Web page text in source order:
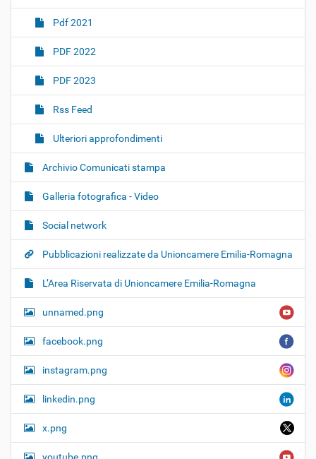
Pdf 2021
PDF 2022
PDF 2023
Rss Feed
Ulteriori approfondimenti
Archivio Comunicati stampa
Galleria fotografica - Video
Social network
Pubblicazioni realizzate da Unioncamere Emilia-Romagna
L’Area Riservata di Unioncamere Emilia-Romagna
unnamed.png
facebook.png
instagram.png
linkedin.png
x.png